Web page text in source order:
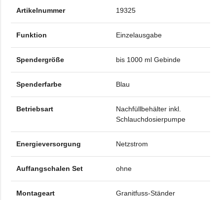
Artikelnummer 19325
Funktion Einzelausgabe
Spendergröße bis 1000 ml Gebinde
Spenderfarbe Blau
Betriebsart
Nachfüllbehälter inkl.
Schlauchdosierpumpe
Energieversorgung Netzstrom
Auffangschalen Set ohne
Montageart Granitfuss-Ständer